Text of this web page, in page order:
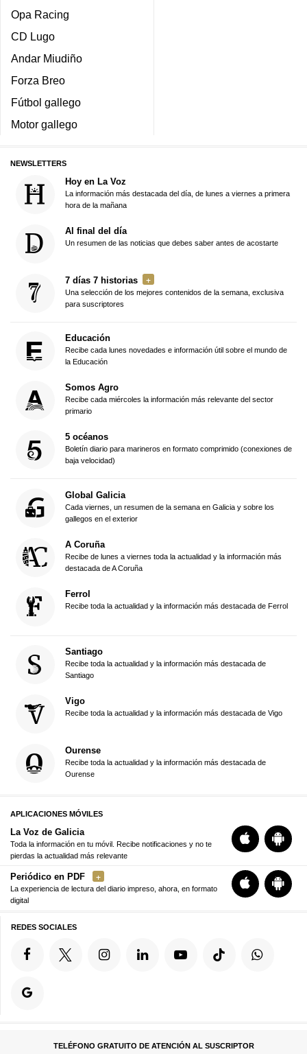
Opa Racing
CD Lugo
Andar Miudiño
Forza Breo
Fútbol gallego
Motor gallego
NEWSLETTERS
Hoy en La Voz
La información más destacada del día, de lunes a viernes a primera
hora de la mañana
Al final del día
Un resumen de las noticias que debes saber antes de acostarte
7 días 7 historias
Una selección de los mejores contenidos de la semana, exclusiva
para suscriptores
Educación
Recibe cada lunes novedades e información útil sobre el mundo de
la Educación
Somos Agro
Recibe cada miércoles la información más relevante del sector
primario
5 océanos
Boletín diario para marineros en formato comprimido (conexiones de
baja velocidad)
Global Galicia
Cada viernes, un resumen de la semana en Galicia y sobre los
gallegos en el exterior
A Coruña
Recibe de lunes a viernes toda la actualidad y la información más
destacada de A Coruña
Ferrol
Recibe toda la actualidad y la información más destacada de Ferrol
Santiago
Recibe toda la actualidad y la información más destacada de
Santiago
Vigo
Recibe toda la actualidad y la información más destacada de Vigo
Ourense
Recibe toda la actualidad y la información más destacada de
Ourense
APLICACIONES MÓVILES
La Voz de Galicia
Toda la información en tu móvil. Recibe notificaciones y no te
pierdas la actualidad más relevante
Periódico en PDF
La experiencia de lectura del diario impreso, ahora, en formato
digital
REDES SOCIALES
TELÉFONO GRATUITO DE ATENCIÓN AL SUSCRIPTOR